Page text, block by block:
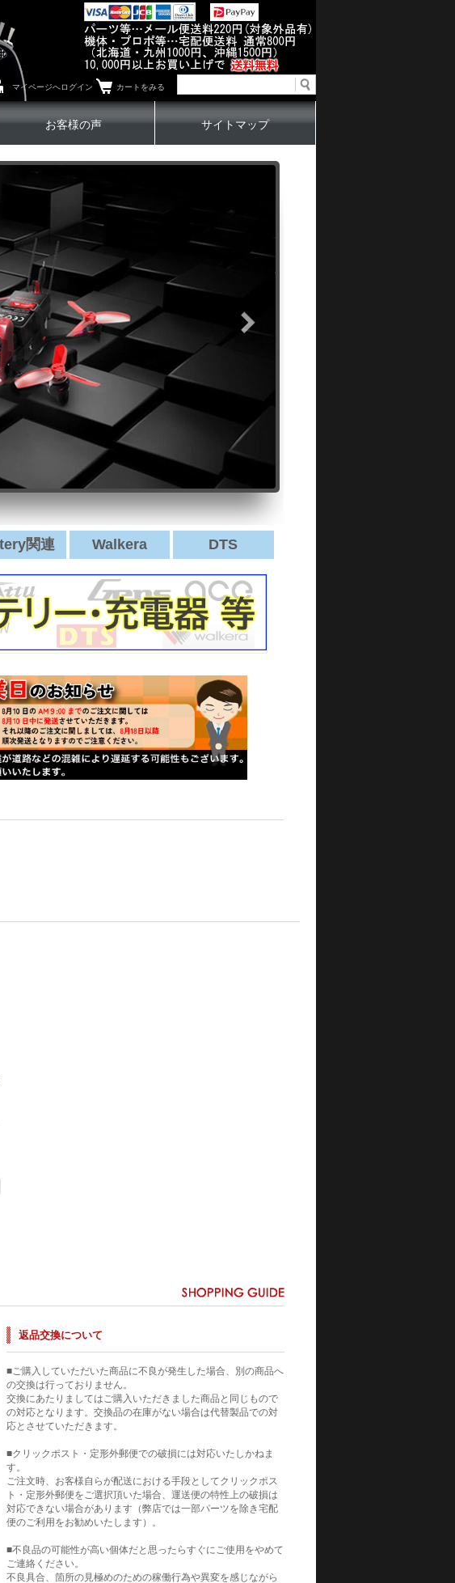
マイページへログイン カートをみる
お客様の声 サイトマップ
返品交換について
■ご購入していただいた商品に不良が発生した場合、別の商品へ
の交換は行っておりません。
交換にあたりましてはご購入いただきました商品と同じもので
の対応となります。交換品の在庫がない場合は代替製品での対
応とさせていただきます。
■クリックポスト・定形外郵便での破損には対応いたしかねま
す。
ご注文時、お客様自らが配送における手段としてクリックポス
ト・定形外郵便をご選択頂いた場合、運送便の特性上の破損は
対応できない場合があります（弊店では一部パーツを除き宅配
便のご利用をお勧めいたします）。
■不良品の可能性が高い個体だと思ったらすぐにご使用をやめて
ご連絡ください。
不良具合、箇所の見極めのための稼働行為や異変を感じながら